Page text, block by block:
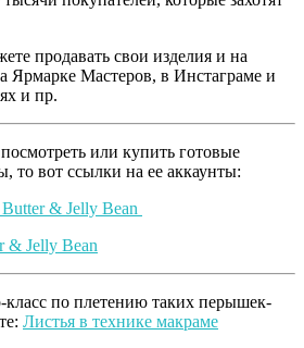
продавать свои изделия и на
Ярмарке Мастеров, в Инстаграме и
и пр.
или купить готовые
то вот ссылки на ее аккаунты:
Butter & Jelly Bean
& Jelly Bean
класс по плетению таких перышек-
Листья в технике макраме